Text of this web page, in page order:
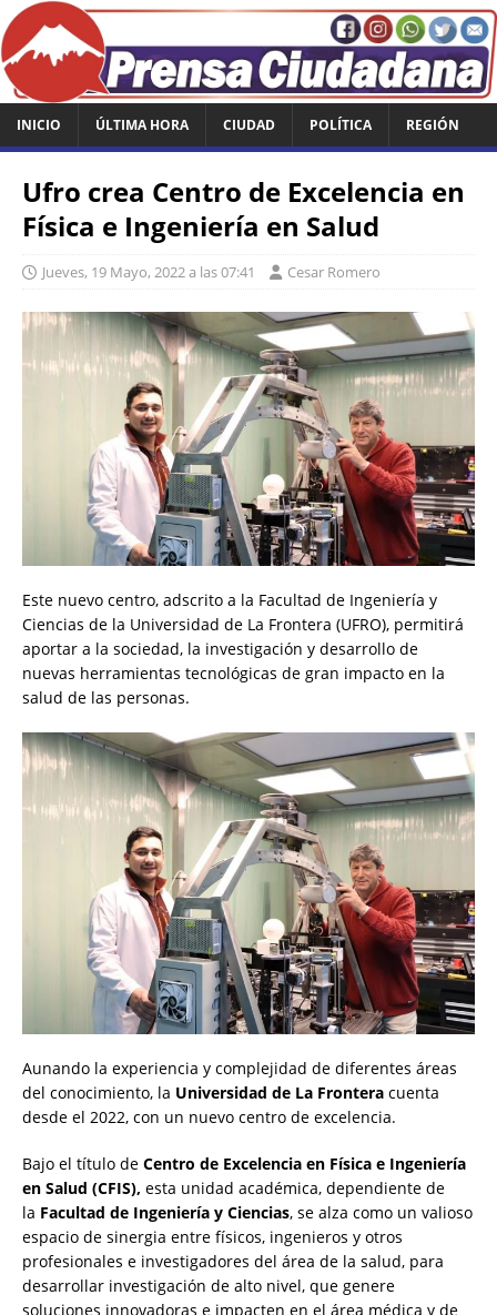
INICIO ÚLTIMA HORA CIUDAD POLÍTICA REGIÓN
Ufro crea Centro de Excelencia en
Física e Ingeniería en Salud
Jueves, 19 Mayo, 2022 a las 07:41 Cesar Romero
Este nuevo centro, adscrito a la Facultad de Ingeniería y
Ciencias de la Universidad de La Frontera (UFRO), permitirá
aportar a la sociedad, la investigación y desarrollo de
nuevas herramientas tecnológicas de gran impacto en la
salud de las personas.
Aunando la experiencia y complejidad de diferentes áreas
del conocimiento, la Universidad de La Frontera cuenta
desde el 2022, con un nuevo centro de excelencia.
Bajo el título de Centro de Excelencia en Física e Ingeniería
en Salud (CFIS), esta unidad académica, dependiente de
la Facultad de Ingeniería y Ciencias, se alza como un valioso
espacio de sinergia entre físicos, ingenieros y otros
profesionales e investigadores del área de la salud, para
desarrollar investigación de alto nivel, que genere
soluciones innovadoras e impacten en el área médica y de